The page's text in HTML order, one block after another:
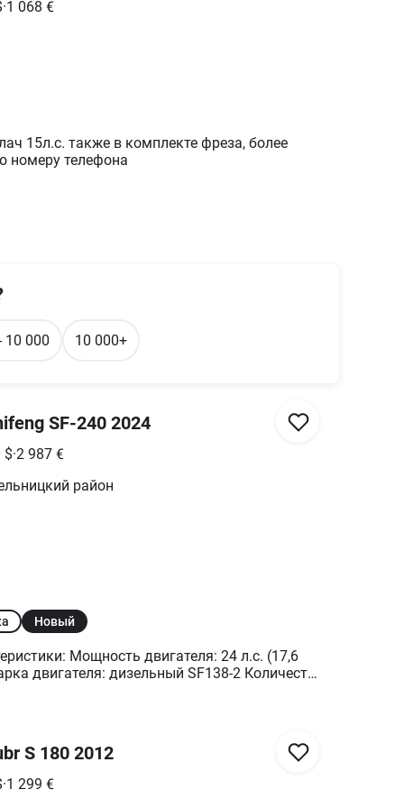
·1 068 €
15л.с. также в комплекте фреза, более
номеру телефона
SF-240 2024
$·2 987 €
район
Новый
24 л.с. (17,6
задний, с
барабанные
(Длина/Ширина/
S 180 2012
·1 299 €
10 000 10 000+